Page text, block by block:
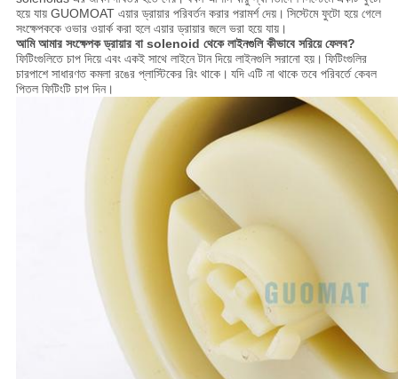
হয়ে যায় GUOMOAT এয়ার ড্রায়ার পরিবর্তন করার পরামর্শ দেয়। সিস্টেমে ফুটো হয়ে গেলে
সংক্ষেপককে ওভার ওয়ার্ক করা হলে এয়ার ড্রায়ার জলে ভরা হয়ে যায়।
আমি আমার সংক্ষেপক ড্রায়ার বা solenoid থেকে লাইনগুলি কীভাবে সরিয়ে ফেলব?
ফিটিংগুলিতে চাপ দিয়ে এবং একই সাথে লাইনে টান দিয়ে লাইনগুলি সরানো হয়। ফিটিংগুলির
চারপাশে সাধারণত কমলা রঙের প্লাস্টিকের রিং থাকে। যদি এটি না থাকে তবে পরিবর্তে কেবল
পিতল ফিটিংটি চাপ দিন।